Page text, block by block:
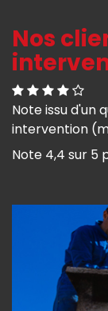
Nos
Note issu d'un
intervention
Note 4,4 sur 5